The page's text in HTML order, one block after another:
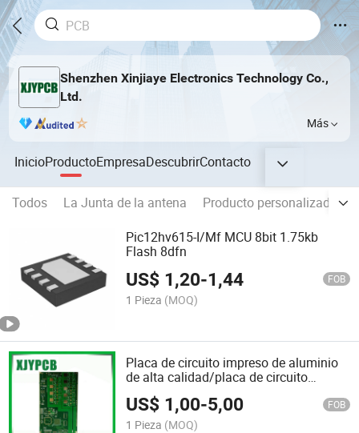
Shenzhen Xinjiaye Electronics Technology Co.,
Ltd.
Más
InicioProductoEmpresaDescubrirContacto
Todos La Junta de la antena Producto personalizado
Pic12hv615-I/Mf MCU 8bit 1.75kb
Flash 8dfn
US$ 1,20-1,44 FOB
1 Pieza (MOQ)
Placa de circuito impreso de aluminio
de alta calidad/placa de circuito
impreso LED/placa de circuito impreso
Mc fabricada en China
US$ 1,00-5,00 FOB
1 Pieza (MOQ)